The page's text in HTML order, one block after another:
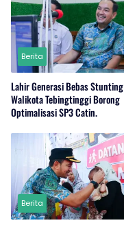
Berita
Lahir Generasi Bebas Stunting
Walikota Tebingtinggi Borong
Optimalisasi SP3 Catin.
Berita